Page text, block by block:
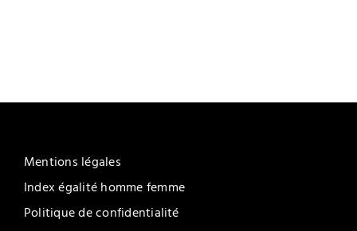
Mentions légales
Index égalité homme femme
Politique de confidentialité